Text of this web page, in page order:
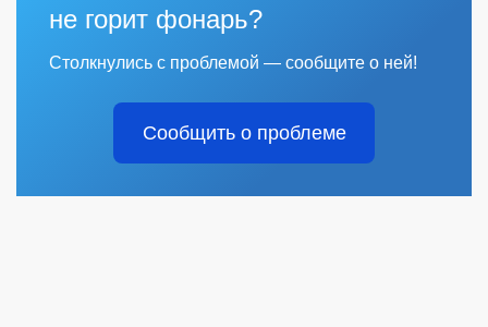
не горит фонарь?
Столкнулись с проблемой — сообщите о ней!
Сообщить о проблеме